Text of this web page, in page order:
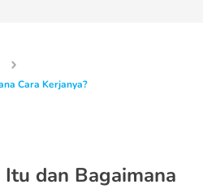
Cara Kerjanya?
dan Bagaimana